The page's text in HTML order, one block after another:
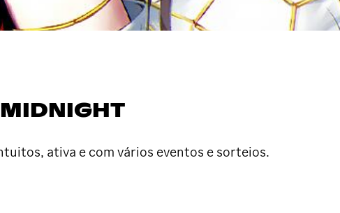
MIDNIGHT
ativa e com vários eventos e sorteios.